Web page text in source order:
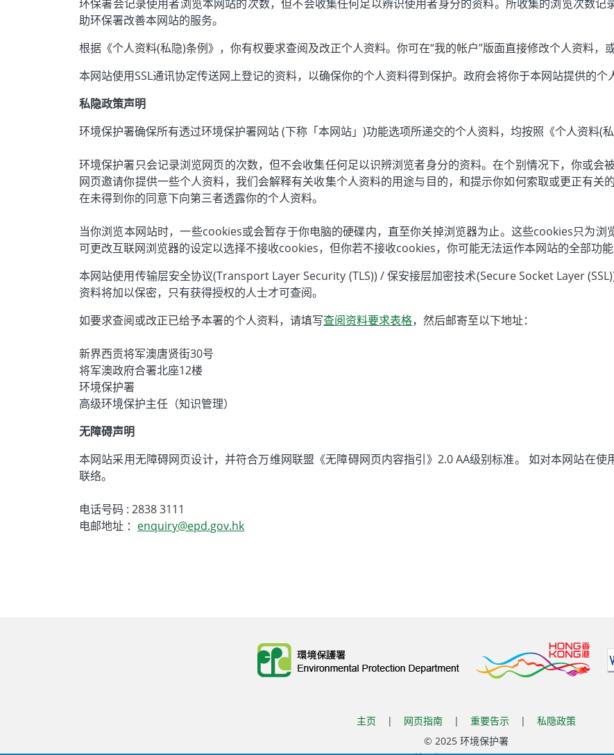
环保署会记录使用者浏览本网站的次数，但不会收集任何足以辨识使用者身分的资料。所收集的浏览次数
助环保署改善本网站的服务。
根据《个人资料(私隐)条例》，你有权要求查阅及改正个人资料。你可在“我的帐户”版面直接修改个人资料，
本网站使用SSL通讯协定传送网上登记的资料，以确保你的个人资料得到保护。政府会将你于本网站提供的个
私隐政策声明
环境保护署确保所有透过环境保护署网站 (下称「本网站」)功能选项所递交的个人资料，均按照《个人资料(
环境保护署只会记录浏览网页的次数，但不会收集任何足以识辨浏览者身分的资料。在个别情况下，你或会
网页邀请你提供一些个人资料，我们会解释有关收集个人资料的用途与目的，和提示你如何索取或更正有关
在未得到你的同意下向第三者透露你的个人资料。
当你浏览本网站时，一些cookies或会暂存于你电脑的硬碟内，直至你关掉浏览器为止。这些cookies只为
可更改互联网浏览器的设定以选择不接收cookies，但你若不接收cookies，你可能无法运作本网站的全部功能
本网站使用传输层安全协议(Transport Layer Security (TLS)) / 保安接层加密技术(Secure Socket Layer
资料将加以保密，只有获得授权的人士才可查阅。
如要求查阅或改正已给予本署的个人资料，请填写查阅资料要求表格，然后邮寄至以下地址：
新界西贡将军澳唐贤街30号
将军澳政府合署北座12楼
环境保护署
高级环境保护主任（知识管理）
无障碍声明
本网站采用无障碍网页设计，并符合万维网联盟《无障碍网页内容指引》2.0 AA级别标准。 如对本网站在
联络。
电话号码 : 2838 3111
电邮地址 ： enquiry@epd.gov.hk
主页 | 网页指南 | 重要告示 |
私隐政策
© 2025 环境保护署